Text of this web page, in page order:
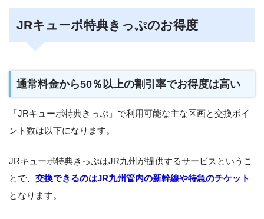
JRキューポ特典きっぷのお得度
通常料金から50％以上の割引率でお得度は高い
「JRキューポ特典きっぷ」で利用可能な主な区画と交換ポイ
ント数は以下になります。
JRキューポ特典きっぷはJR九州が提供するサービスというこ
とで、 交換できるのはJR九州管内の新幹線や特急のチケット
となります。